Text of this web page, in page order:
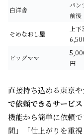
白洋舎
パン
前後
そめなおし屋
上
ビッグママ
円
直接持ち込める東京や
で依頼できるサービス
機能から簡単に依頼
間」「仕上がりを重